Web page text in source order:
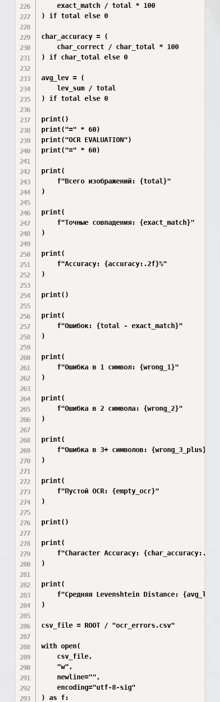
    exact_match / total * 100
) if total else 0
char_accuracy = (
    char_correct / char_total * 100
) if char_total else 0
avg_lev = (
    lev_sum / total
) if total else 0
print()
print("=" * 60)
print("OCR EVALUATION")
print("=" * 60)
print(
    f"Всего изображений: {total}"
)
print(
    f"Точные совпадения: {exact_match}"
)
print(
    f"Accuracy: {accuracy:.2f}%"
)
print()
print(
    f"Ошибок: {total - exact_match}"
)
print(
    f"Ошибка в 1 символ: {wrong_1}"
)
print(
    f"Ошибка в 2 символа: {wrong_2}"
)
print(
    f"Ошибка в 3+ символов: {wrong_3_plus}"
)
print(
    f"Пустой OCR: {empty_ocr}"
)
print()
print(
f"Character Accuracy:
)
print(
f"Средняя Levenshtein Distance:
)
csv_file = ROOT / "ocr_errors.csv"
with open(
    csv_file,
    "w",
    newline="",
    encoding="utf-8-sig"
) as f: